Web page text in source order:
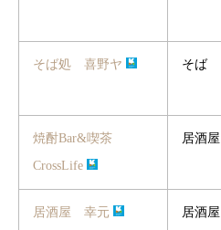
そば処 喜野ヤ そば
焼酎Bar&喫茶
CrossLife
居酒屋
居酒屋 幸元 居酒屋